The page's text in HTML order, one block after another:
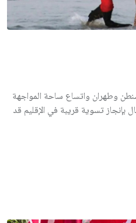
وطهران واتساع ساحة المواجهة
بإنجاز تسوية قريبة في الإقليم قد